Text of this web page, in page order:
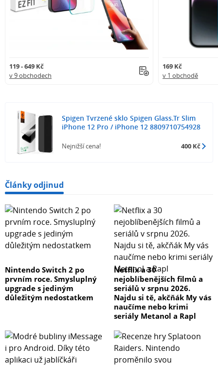
119 - 649 Kč
v 9 obchodech
169 Kč
v 1 obchodě
Spigen Tvrzené sklo Spigen Glass.Tr Slim
iPhone 12 Pro / iPhone 12 8809710754928
Nejnižší cena! 400 Kč
Články odjinud
Nintendo Switch 2 po
prvním roce. Smysluplný
upgrade s jediným
důležitým nedostatkem
Netflix a 30
nejoblíbenějších filmů a
seriálů v srpnu 2026.
Najdu si tě, akčňák My vás
naučíme nebo krimi
seriály Metanol a Rapl